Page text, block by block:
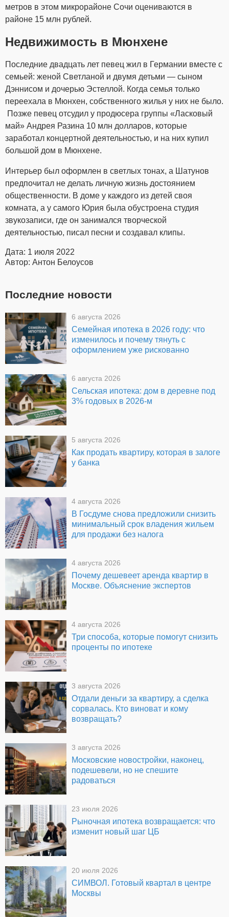
метров в этом микрорайоне Сочи оцениваются в
районе 15 млн рублей.
Недвижимость в Мюнхене
Последние двадцать лет певец жил в Германии вместе с
семьей: женой Светланой и двумя детьми — сыном
Дэннисом и дочерью Эстеллой. Когда семья только
переехала в Мюнхен, собственного жилья у них не было.
Позже певец отсудил у продюсера группы «Ласковый
май» Андрея Разина 10 млн долларов, которые
заработал концертной деятельностью, и на них купил
большой дом в Мюнхене.
Интерьер был оформлен в светлых тонах, а Шатунов
предпочитал не делать личную жизнь достоянием
общественности. В доме у каждого из детей своя
комната, а у самого Юрия была обустроена студия
звукозаписи, где он занимался творческой
деятельностью, писал песни и создавал клипы.
Дата: 1 июля 2022
Автор: Антон Белоусов
Последние новости
6 августа 2026
Семейная ипотека в 2026 году: что
изменилось и почему тянуть с
оформлением уже рискованно
6 августа 2026
Сельская ипотека: дом в деревне под
3% годовых в 2026-м
5 августа 2026
Как продать квартиру, которая в залоге
у банка
4 августа 2026
В Госдуме снова предложили снизить
минимальный срок владения жильем
для продажи без налога
4 августа 2026
Почему дешевеет аренда квартир в
Москве. Объяснение экспертов
4 августа 2026
Три способа, которые помогут снизить
проценты по ипотеке
3 августа 2026
Отдали деньги за квартиру, а сделка
сорвалась. Кто виноват и кому
возвращать?
3 августа 2026
Московские новостройки, наконец,
подешевели, но не спешите
радоваться
23 июля 2026
Рыночная ипотека возвращается: что
изменит новый шаг ЦБ
20 июля 2026
СИМВОЛ. Готовый квартал в центре
Москвы